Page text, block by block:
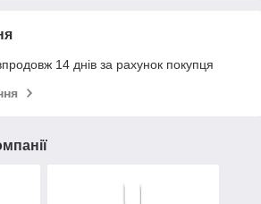
14 днів за рахунок покупця